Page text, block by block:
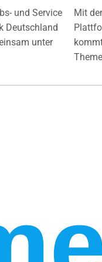
und Service
Deutschland
unter
Mit